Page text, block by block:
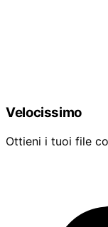
Velocissimo
Ottieni i tuoi file